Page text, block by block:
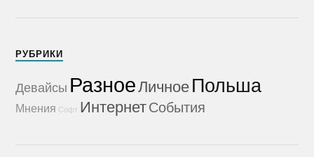
РУБРИКИ
Девайсы РазноеЛичноеПольша
Мнения Софт ИнтернетСобытия